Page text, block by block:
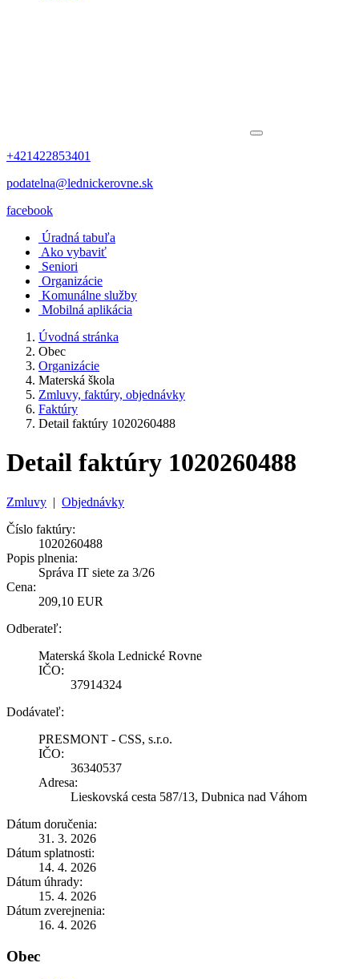
+421422853401
podatelna@lednickerovne.sk
facebook
Úradná tabuľa
Ako vybaviť
Seniori
Organizácie
Komunálne služby
Mobilná aplikácia
Úvodná stránka
Obec
Organizácie
Materská škola
Zmluvy, faktúry, objednávky
Faktúry
Detail faktúry 1020260488
Detail faktúry 1020260488
Zmluvy | Objednávky
Číslo faktúry:
1020260488
Popis plnenia:
Správa IT siete za 3/26
Cena:
209,10 EUR
Odberateľ:
Materská škola Lednické Rovne
IČO:
37914324
Dodávateľ:
PRESMONT - CSS, s.r.o.
IČO:
36340537
Adresa:
Lieskovská cesta 587/13, Dubnica nad Váhom
Dátum doručenia:
31. 3. 2026
Dátum splatnosti:
14. 4. 2026
Dátum úhrady:
15. 4. 2026
Dátum zverejnenia:
16. 4. 2026
Obec